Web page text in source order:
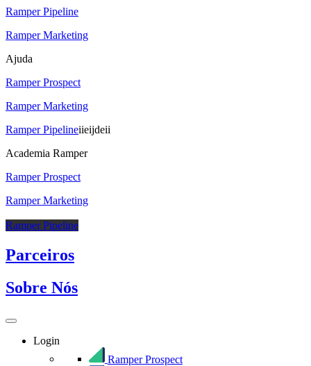
Ramper Pipeline
Ramper Marketing
Ajuda
Ramper Prospect
Ramper Marketing
Ramper Pipelineiieijdeii
Academia Ramper
Ramper Prospect
Ramper Marketing
Ramper Pipeline
Parceiros
Sobre Nós
Login
Ramper Prospect